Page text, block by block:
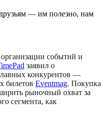
— им полезно, нам
организации событий и
заявил о
конкурентов —
билетов Eventmag. Покупка
рыночный охват за
сегмента, как